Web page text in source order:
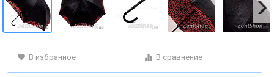
В избранное В сравнение